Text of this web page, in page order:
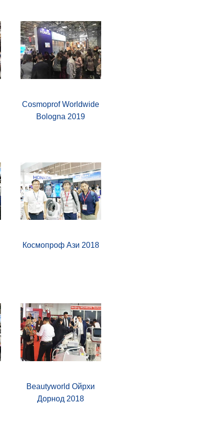
Cosmoprof Worldwide
Bologna 2019
Космопроф Ази 2018
Beautyworld Ойрхи
Дорнод 2018